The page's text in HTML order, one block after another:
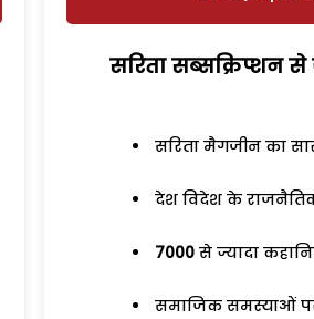
सरिता सब्सक्रिप्शन
सरिता मैगजीन का
देश विदेश के
7000 से ज्यादा
समाजिक समस्याओं